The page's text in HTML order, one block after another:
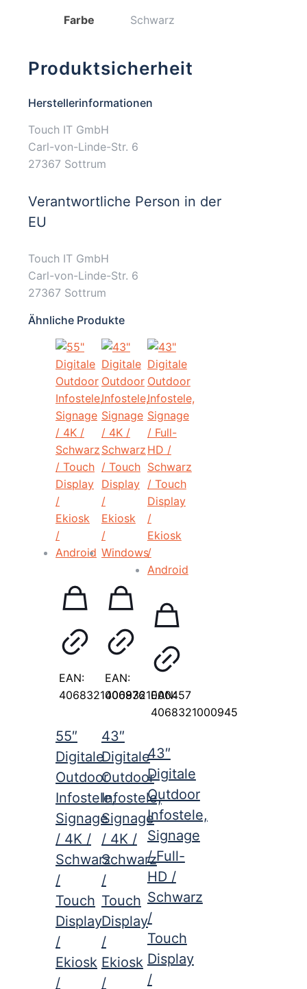
Farbe Schwarz
Produktsicherheit
Herstellerinformationen
Touch IT GmbH
Carl-von-Linde-Str. 6
27367 Sottrum
Verantwortliche Person in der
EU
Touch IT GmbH
Carl-von-Linde-Str. 6
27367 Sottrum
Ähnliche Produkte
EAN:
4068321000976
55″
Digitale
Outdoor
Infostele,
Signage
/ 4K /
Schwarz
/
Touch
Display
/
Ekiosk
/
EAN:
4068321000457
43″
Digitale
Outdoor
Infostele,
Signage
/ 4K /
Schwarz
/
Touch
Display
/
Ekiosk
/
EAN:
4068321000945
43″
Digitale
Outdoor
Infostele,
Signage
/ Full-
HD /
Schwarz
/
Touch
Display
/